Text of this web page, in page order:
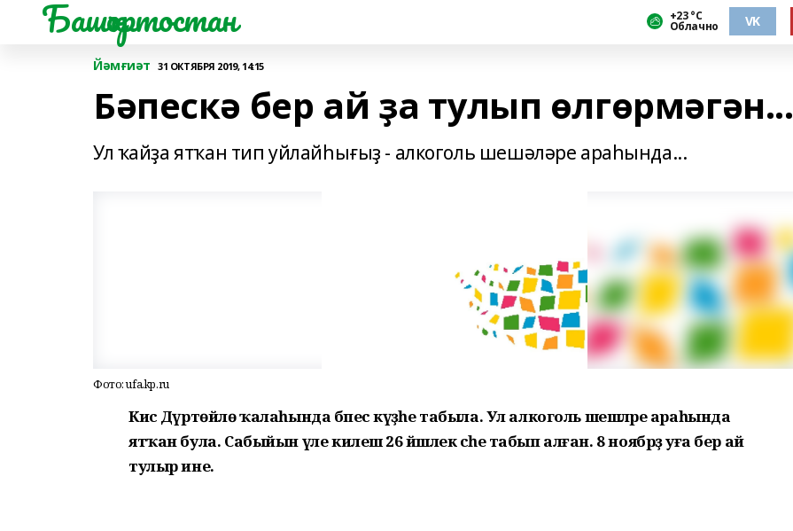
Башҡортостан +23 °С
Облачно VK
Йәмғиәт 31 ОКТЯБРЯ 2019, 14:15
Бәпескә бер ай ҙа тулып өлгөрмәгән...
Ул ҡайҙа ятҡан тип уйлайһығыҙ - алкоголь шешәләре араһында...
Фото: ufa.kp.ru
Кисә Дүртөйлө ҡалаһында бәпес кәүҙәһе табыла. Ул алкоголь шешәләре араһында
ятҡан була. Сабыйын үле килеш 26 йәшлек әсәһе табып алған. 8 ноябрҙә уға бер ай
тулыр ине.